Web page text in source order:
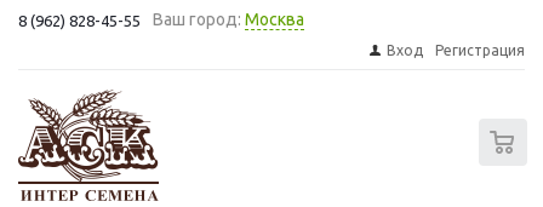
8 (962) 828-45-55 Ваш город: Москва
Вход Регистрация